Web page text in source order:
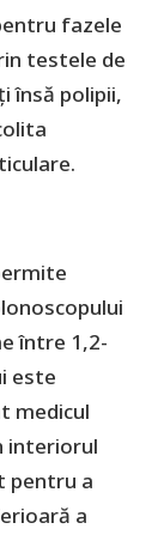
fazele
testele de
însă polipii,
între 1,2-
este
medicul
interiorul
pentru a
a